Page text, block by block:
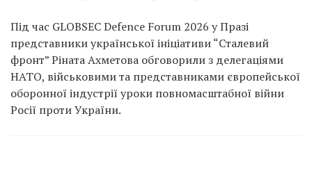
Під час GLOBSEC Defence Forum 2026 у Празі
представники української ініціативи “Сталевий
фронт” Ріната Ахметова обговорили з делегаціями
НАТО, військовими та представниками європейської
оборонної індустрії уроки повномасштабної війни
Росії проти України.